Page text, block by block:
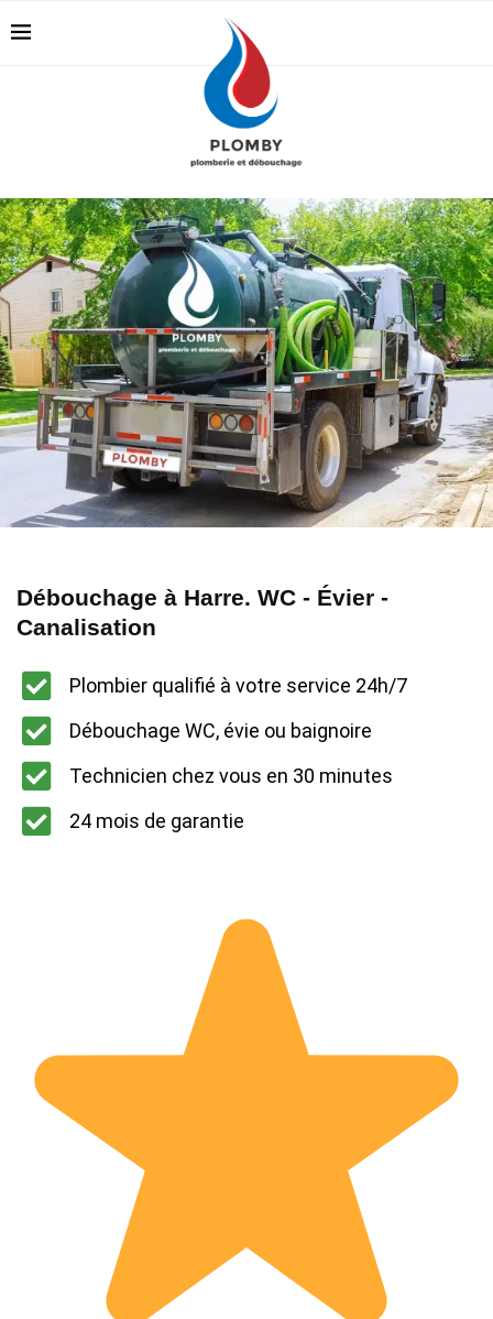
Débouchage à Harre. WC - Évier -
Canalisation
Plombier qualifié à votre service 24h/7
Débouchage WC, évie ou baignoire
Technicien chez vous en 30 minutes
24 mois de garantie